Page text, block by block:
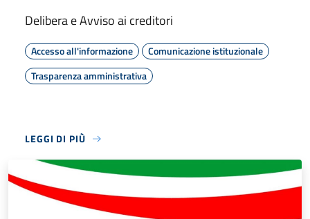
Delibera e Avviso ai creditori
Accesso all'informazione
Comunicazione istituzionale
Trasparenza amministrativa
LEGGI DI PIÙ